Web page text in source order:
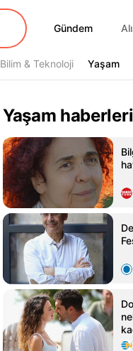
Gündem
Gündem
Bilim & Teknoloji Yaşam
Yaşam
Yaşam haberleri